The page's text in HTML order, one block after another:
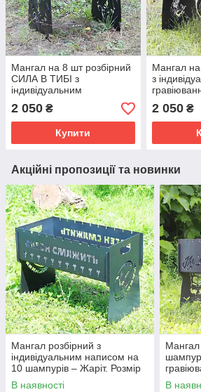
Мангал на 8 шт розбірний
СИЛА В ТИБІ з
індивідуальним
подарунок. Подарунковий
мангал
2 050 ₴
Купити
Мангал
з
мангал
2 050₴
Акційні пропозиції та новинки
Мангал розбірний з
індивідуальним написом на
10 шампурів – Жаріт. Розмір
– 500х300х440 мм
В наявності
Мангал
В